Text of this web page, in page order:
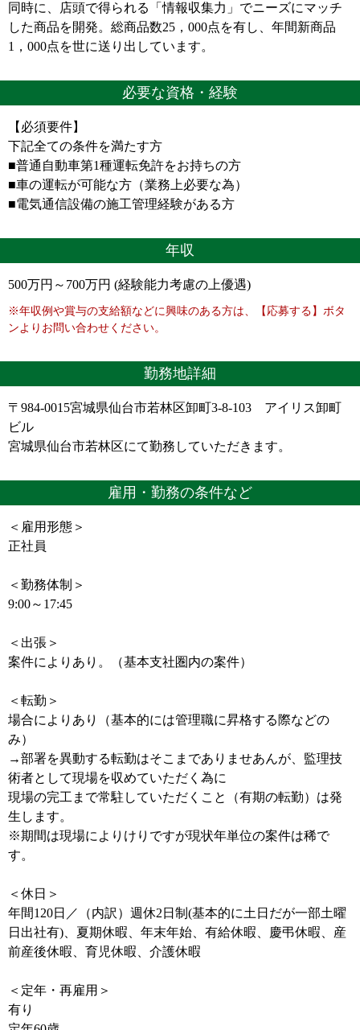
同時に、店頭で得られる「情報収集力」でニーズにマッチ
した商品を開発。総商品数25，000点を有し、年間新商品
1，000点を世に送り出しています。
必要な資格・経験
【必須要件】
下記全ての条件を満たす方
■普通自動車第1種運転免許をお持ちの方
■車の運転が可能な方（業務上必要な為）
■電気通信設備の施工管理経験がある方
年収
500万円～700万円 (経験能力考慮の上優遇)
※年収例や賞与の支給額などに興味のある方は、【応募する】ボタ
ンよりお問い合わせください。
勤務地詳細
〒984-0015宮城県仙台市若林区卸町3‐8‐103 アイリス卸町
ビル
宮城県仙台市若林区にて勤務していただきます。
雇用・勤務の条件など
＜雇用形態＞
正社員
＜勤務体制＞
9:00～17:45
＜出張＞
案件によりあり。（基本支社圏内の案件）
＜転勤＞
場合によりあり（基本的には管理職に昇格する際などの
み）
→部署を異動する転勤はそこまでありませあんが、監理技
術者として現場を収めていただく為に
現場の完工まで常駐していただくこと（有期の転勤）は発
生します。
※期間は現場によりけりですが現状年単位の案件は稀で
す。
＜休日＞
年間120日／（内訳）週休2日制(基本的に土日だが一部土曜
日出社有)、夏期休暇、年末年始、有給休暇、慶弔休暇、産
前産後休暇、育児休暇、介護休暇
＜定年・再雇用＞
有り